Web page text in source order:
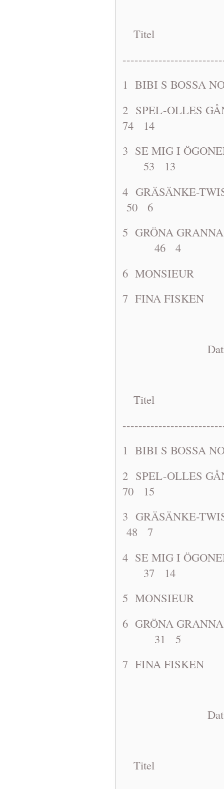
Titel
1 BIBI S
2 SPEL-
74 14
3 SE MIG I
53 13
4
50 6
5 GRÖNA
46 4
6
7 FINA
Dat: 1963-
Titel
1 BIBI S
2 SPEL-
70 15
3
48 7
4 SE MIG I
37 14
5
6 GRÖNA
31 5
7 FINA
Dat: 1963-
Titel